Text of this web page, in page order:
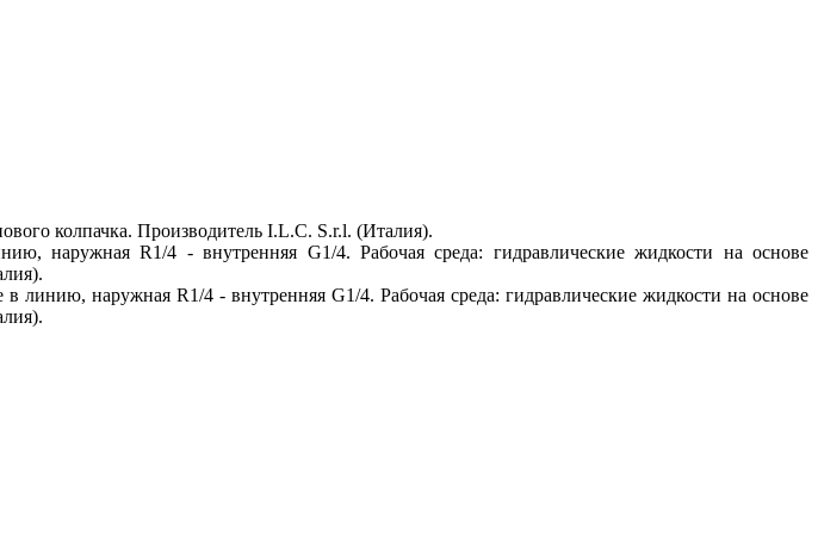
колпачка. Производитель I.L.C. S.r.l. (Италия).
наружная R1/4 - внутренняя G1/4. Рабочая среда: гидравлические жидкости на основе
в линию, наружная R1/4 - внутренняя G1/4. Рабочая среда: гидравлические жидкости на основе